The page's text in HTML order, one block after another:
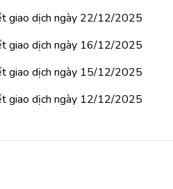
giao dịch ngày 22/12/2025
giao dịch ngày 16/12/2025
giao dịch ngày 15/12/2025
giao dịch ngày 12/12/2025